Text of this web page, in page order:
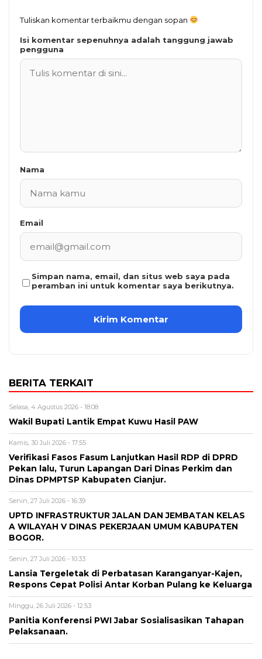
Tuliskan komentar terbaikmu dengan sopan
Isi komentar sepenuhnya adalah tanggung jawab
pengguna
Nama
Email
Simpan nama, email, dan situs web saya pada
peramban ini untuk komentar saya berikutnya.
BERITA TERKAIT
Selasa, 4 Agustus 2026 - 18:08
Wakil Bupati Lantik Empat Kuwu Hasil PAW
Kamis, 30 Juli 2026 - 17:55
Verifikasi Fasos Fasum Lanjutkan Hasil RDP di DPRD
Pekan lalu, Turun Lapangan Dari Dinas Perkim dan
Dinas DPMPTSP Kabupaten Cianjur.
Senin, 27 Juli 2026 - 16:39
UPTD INFRASTRUKTUR JALAN DAN JEMBATAN KELAS
A WILAYAH V DINAS PEKERJAAN UMUM KABUPATEN
BOGOR.
Senin, 27 Juli 2026 - 10:33
Lansia Tergeletak di Perbatasan Karanganyar-Kajen,
Respons Cepat Polisi Antar Korban Pulang ke Keluarga
Minggu, 26 Juli 2026 - 12:53
Panitia Konferensi PWI Jabar Sosialisasikan Tahapan
Pelaksanaan.